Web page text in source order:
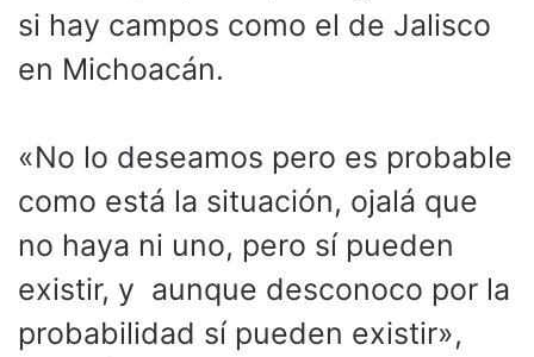
si hay campos como el de Jalisco
en Michoacán.
«No lo deseamos pero es probable
como está la situación, ojalá que
no haya ni uno, pero sí pueden
existir, y aunque desconoco por la
probabilidad sí pueden existir»,